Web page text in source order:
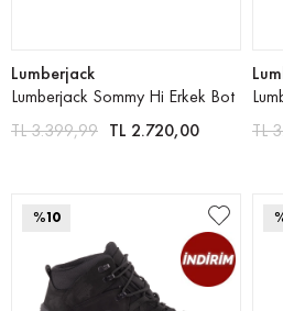
Lumberjack
Lumberjack Sommy Hi Erkek Bot
TL 2.720,00
TL 3.399,99 TL
%10